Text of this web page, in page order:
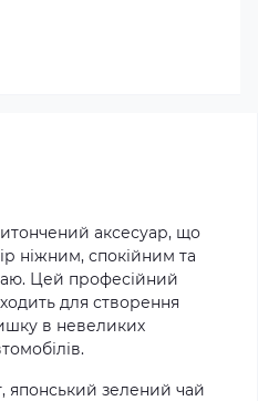
аксесуар, що
ніжним, спокійним та
Цей професійний
для створення
в невеликих
японський зелений чай